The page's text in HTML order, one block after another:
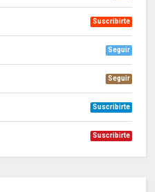
Suscribirte
Seguir
Seguir
Suscribirte
Suscribirte